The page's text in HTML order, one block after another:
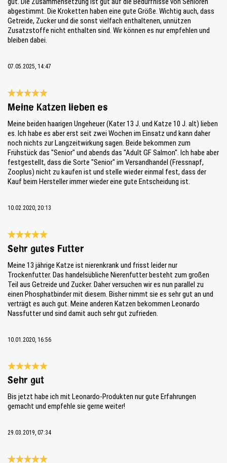
abgestimmt. Die Kroketten haben eine gute Größe. Wichtig auch, dass
Getreide, Zucker und die sonst vielfach enthaltenen, unnützen
Zusatzstoffe nicht enthalten sind. Wir können es nur empfehlen und
bleiben dabei.
07.05.2025, 14:47
Reseña con calificación de 5 de 5 estrellas
Meine Katzen lieben es
Meine beiden haarigen Ungeheuer (Kater 13 J. und Katze 10 J. alt) lieben
es. Ich habe es aber erst seit zwei Wochen im Einsatz und kann daher
noch nichts zur Langzeitwirkung sagen. Beide bekommen zum
Frühstück das "Senior" und abends das "Adult GF Salmon". Ich habe aber
festgestellt, dass die Sorte "Senior" im Versandhandel (Fressnapf,
Zooplus) nicht zu kaufen ist und stelle wieder einmal fest, dass der
Kauf beim Hersteller immer wieder eine gute Entscheidung ist.
10.02.2020, 20:13
Reseña con calificación de 5 de 5 estrellas
Sehr gutes Futter
Meine 13 jährige Katze ist nierenkrank und frisst leider nur
Trockenfutter. Das handelsübliche Nierenfutter besteht zum großen
Teil aus Getreide und Zucker. Daher versuchen wir es nun parallel zu
einen Phosphatbinder mit diesem. Bisher nimmt sie es sehr gut an und
verträgt es auch gut. Meine anderen Katzen bekommen Leonardo
Nassfutter und sind damit auch sehr gut zufrieden.
10.01.2020, 16:56
Reseña con calificación de 5 de 5 estrellas
Sehr gut
Bis jetzt habe ich mit Leonardo-Produkten nur gute Erfahrungen
gemacht und empfehle sie gerne weiter!
29.03.2019, 07:34